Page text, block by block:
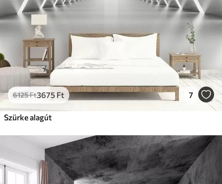
6125Ft3675 Ft 7
Szürke alagút